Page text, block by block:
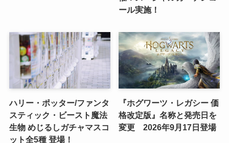
ール実施！
ハリー・ポッター/ファンタ
スティック・ビースト魔法
生物 めじるしガチャマスコ
ット全5種 登場！
『ホグワーツ・レガシー 価
格改定版』名称と発売日を
変更 2026年9月17日登場